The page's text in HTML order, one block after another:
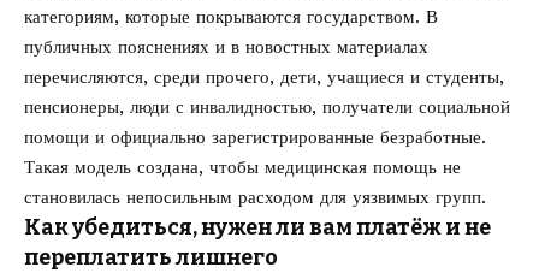
категориям, которые покрываются государством. В
публичных пояснениях и в новостных материалах
перечисляются, среди прочего, дети, учащиеся и студенты,
пенсионеры, люди с инвалидностью, получатели социальной
помощи и официально зарегистрированные безработные.
Такая модель создана, чтобы медицинская помощь не
становилась непосильным расходом для уязвимых групп.
Как убедиться, нужен ли вам платёж и не
переплатить лишнего